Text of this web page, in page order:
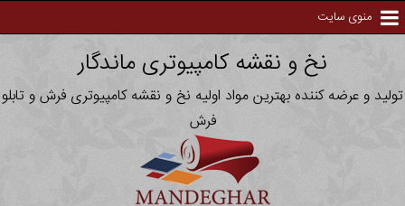
منوی سایت
نخ و نقشه کامپیوتری ماندگار
تولید و عرضه کننده بهترین مواد اولیه نخ و نقشه کامپیوتری فرش و تابلو
فرش